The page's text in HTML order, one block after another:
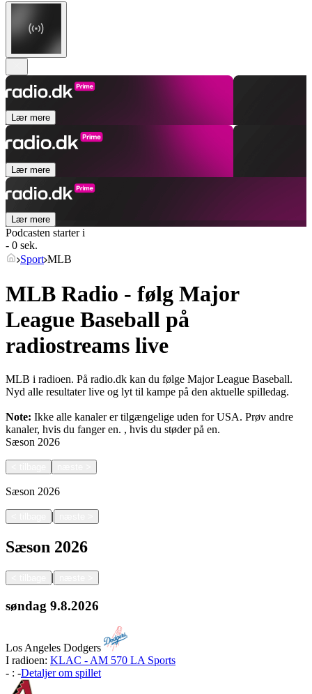
Lær mere
Lær mere
Lær mere
Podcasten starter i
- 0 sek.
Sport MLB
MLB Radio - følg Major
League Baseball på
radiostreams live
MLB i radioen. På radio.dk kan du følge Major League Baseball.
Nyd alle resultater live og lyt til kampe på den aktuelle spilledag.
Note: Ikke alle kanaler er tilgængelige uden for USA. Prøv andre
kanaler, hvis du fanger en. , hvis du støder på en.
Sæson 2026
Sæson 2026
|
Sæson 2026
|
søndag 9.8.2026
Los Angeles Dodgers
I radioen: KLAC - AM 570 LA Sports
- : -Detaljer om spillet